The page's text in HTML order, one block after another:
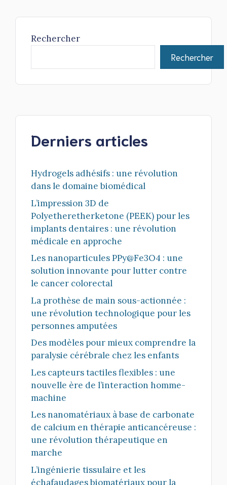
Rechercher
Rechercher
Derniers articles
Hydrogels adhésifs : une révolution
dans le domaine biomédical
L’impression 3D de
Polyetheretherketone (PEEK) pour les
implants dentaires : une révolution
médicale en approche
Les nanoparticules PPy@Fe3O4 : une
solution innovante pour lutter contre
le cancer colorectal
La prothèse de main sous-actionnée :
une révolution technologique pour les
personnes amputées
Des modèles pour mieux comprendre la
paralysie cérébrale chez les enfants
Les capteurs tactiles flexibles : une
nouvelle ère de l’interaction homme-
machine
Les nanomatériaux à base de carbonate
de calcium en thérapie anticancéreuse :
une révolution thérapeutique en
marche
L’ingénierie tissulaire et les
échafaudages biomatériaux pour la